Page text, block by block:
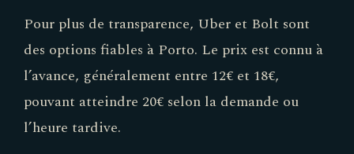
Pour plus de transparence, Uber et Bolt sont
des options fiables à Porto. Le prix est connu à
l’avance, généralement entre 12€ et 18€,
pouvant atteindre 20€ selon la demande ou
l’heure tardive.